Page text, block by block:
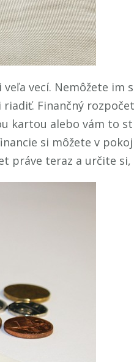
vecí. Nemôžete im
Finančný
alebo vám to
si môžete v
práve teraz a určite